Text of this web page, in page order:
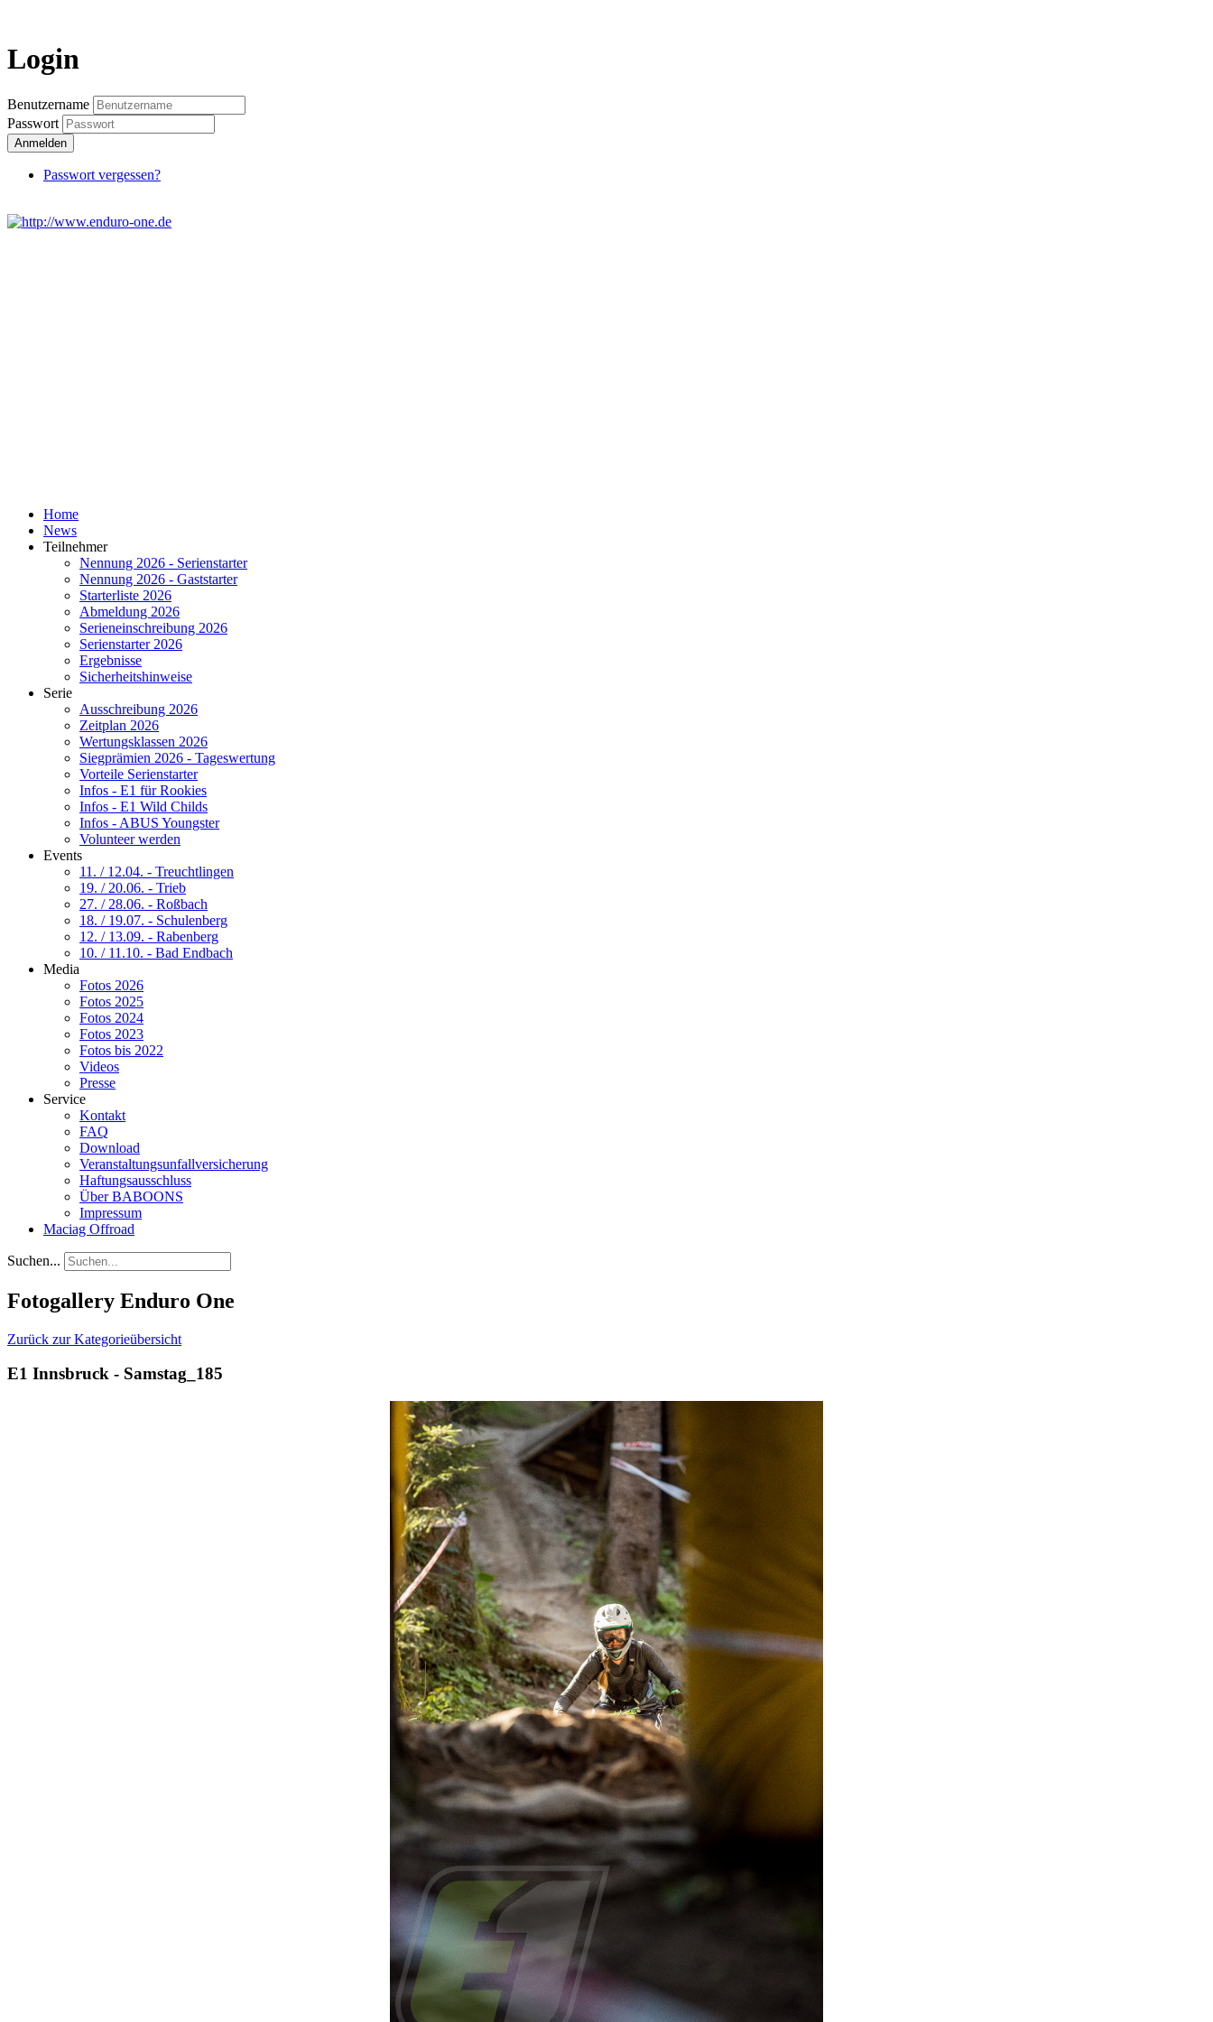
Login
Benutzername
Passwort
Anmelden
Passwort vergessen?
Home
News
Teilnehmer
Nennung 2026 - Serienstarter
Nennung 2026 - Gaststarter
Starterliste 2026
Abmeldung 2026
Serieneinschreibung 2026
Serienstarter 2026
Ergebnisse
Sicherheitshinweise
Serie
Ausschreibung 2026
Zeitplan 2026
Wertungsklassen 2026
Siegprämien 2026 - Tageswertung
Vorteile Serienstarter
Infos - E1 für Rookies
Infos - E1 Wild Childs
Infos - ABUS Youngster
Volunteer werden
Events
11. / 12.04. - Treuchtlingen
19. / 20.06. - Trieb
27. / 28.06. - Roßbach
18. / 19.07. - Schulenberg
12. / 13.09. - Rabenberg
10. / 11.10. - Bad Endbach
Media
Fotos 2026
Fotos 2025
Fotos 2024
Fotos 2023
Fotos bis 2022
Videos
Presse
Service
Kontakt
FAQ
Download
Veranstaltungsunfallversicherung
Haftungsausschluss
Über BABOONS
Impressum
Maciag Offroad
Suchen...
Fotogallery Enduro One
Zurück zur Kategorieübersicht
E1 Innsbruck - Samstag_185